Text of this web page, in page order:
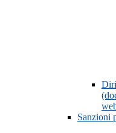
Sanzioni